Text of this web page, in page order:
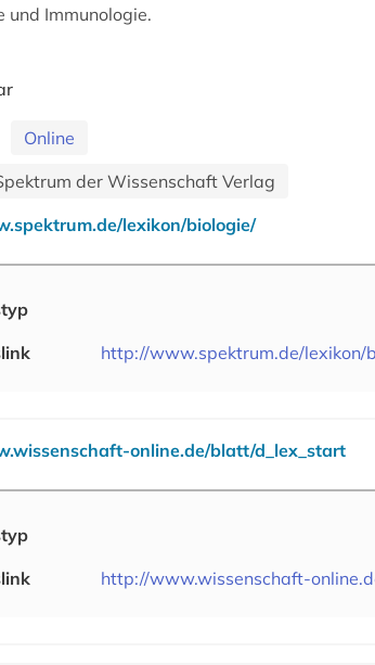
und Immunologie.
Online
der Wissenschaft Verlag
lexikon/biologie/
http://www.spektrum.de/lexikon/
online.de/blatt/d_lex_start
http://www.wissenschaft-